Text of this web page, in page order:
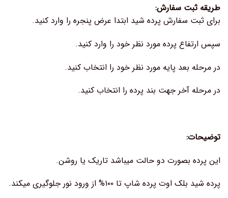
طریقه ثبت سفارش:
برای ثبت سفارش پرده شید ابتدا عرض پنجره را وارد کنید.
سپس ارتفاع پرده مورد نظر خود را وارد کنید.
در مرحله بعد پایه مورد نظر خود را انتخاب کنید.
در مرحله آخر جهت بند پرده را انتخاب کنید.
توضیحات:
این پرده بصورت دو حالت میباشد تاریک یا روشن.
پرده شید بلک اوت پرده شاپ تا ۱۰۰% از ورود نور جلوگیری میکند.